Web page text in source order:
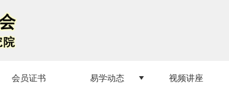
验，推荐下载安装谷歌浏览器！
会员证书 易学动态 视频讲座